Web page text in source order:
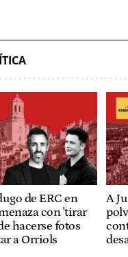
de ERC en
con 'tirar
hacerse fotos
a Orriols
A